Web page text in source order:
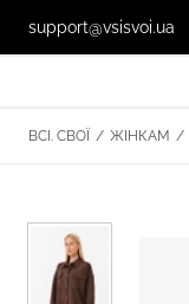
support@vsisvoi.ua
ВСІ. СВОЇ / ЖІНКАМ /